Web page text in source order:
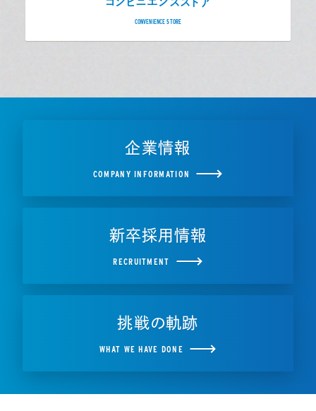
CONVENIENCE STORE
企業情報
COMPANY INFORMATION
新卒採用情報
RECRUITMENT
挑戦の軌跡
WHAT WE HAVE DONE